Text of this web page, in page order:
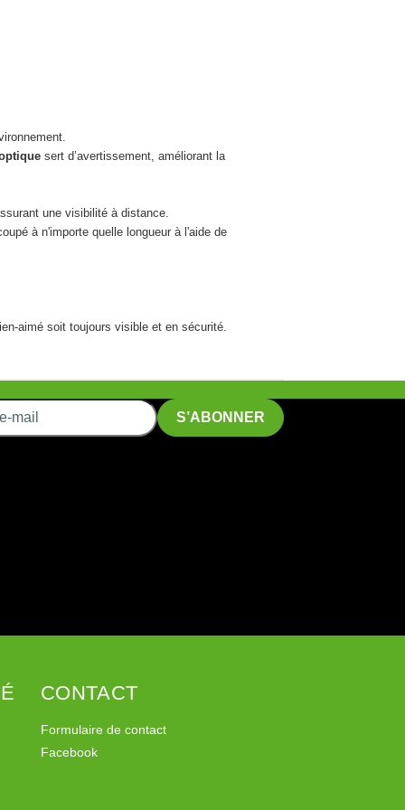
sert d’avertissement, améliorant la
une visibilité à distance.
à n'importe quelle longueur à l'aide de
aimé soit toujours visible et en sécurité.
CONTACT
Formulaire de contact
Facebook